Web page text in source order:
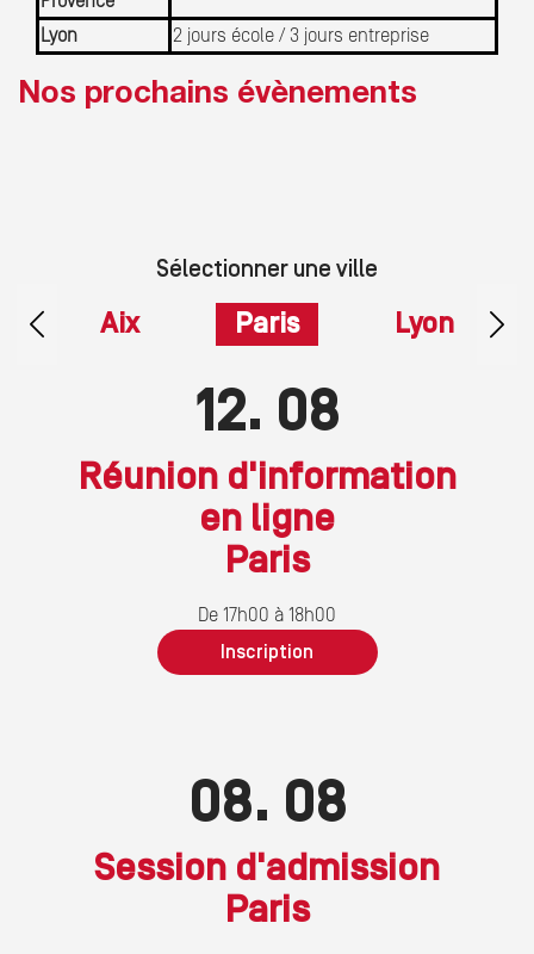
Lyon
2 jours école / 3 jours entreprise
Nos prochains évènements
Sélectionner une ville
Aix Paris Lyon
12 08
Réunion d'information
en ligne
Paris
De 17h00 à 18h00
Inscription
08 08
Session d'admission
Paris
09 09
Portes ouvertes
sur place
Lyon
De 17h00 à 19h00
Inscription
12 08
Session d'admission
Lyon
19 08
Portes ouvertes
sur place
Aix
De 09h30 à 12h30
Inscription